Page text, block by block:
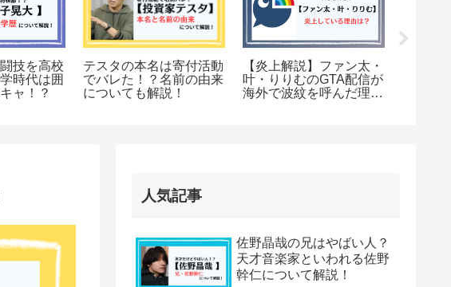
技を高校
時代は囲
ャ！？
テスタの本名は寄付活動
でバレた！？名前の由来
についても解説！
【炎上解説】ファン太・
叶・りりむのGTA配信が
海外で波紋を呼んだ理由
人気記事
佐野晶哉の兄はやばい人？
天才音楽家といわれる佐野
幹仁について解説！